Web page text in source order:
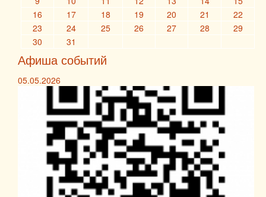
16
17 18 19 20 21
22
23
24 25 26 27 28
29
30
31
Афиша событий
05.05.2026